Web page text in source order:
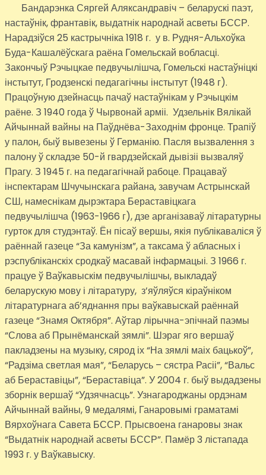
Бандарэнка Сяргей Аляксандравіч – беларускі паэт,
настаўнік, франтавік, выдатнік народнай асветы БССР.
Нарадзіўся 25 кастрычніка 1918 г. у в. Рудня-Альхоўка
Буда-Кашалёўскага раёна Гомельскай вобласці.
Закончыў Рэчыцкае педвучылішча, Гомельскі настаўніцкі
інстытут, Гродзенскі педагагічны інстытут (1948 г).
Працоўную дзейнасць пачаў настаўнікам у Рэчыцкім
раёне. З 1940 года ў Чырвонай арміі. Удзельнік Вялікай
Айчыннай вайны на Паўднёва-Заходнім фронце. Трапіў
у палон, быў вывезены ў Германію. Пасля вызвалення з
палону ў складзе 50-й гвардзейскай дывізіі вызваляў
Прагу. З 1945 г. на педагагічнай рабоце. Працаваў
інспектарам Шчучынскага райана, завучам Астрынскай
СШ, намеснікам дырэктара Бераставіцкага
педвучылішча (1963-1966 г), дзе арганізаваў літаратурны
гурток для студэнтаў. Ён пісаў вершы, якія публікаваліся ў
раённай газеце “За камунізм”, а таксама ў абласных і
рэспубліканскіх сродкаў масавай інфармацыі. З 1966 г.
працуе ў Ваўкавыскім педвучылішчы, выкладаў
беларускую мову і літаратуру, з’яўляўся кіраўніком
літаратурнага аб’яднання пры ваўкавыскай раённай
газеце “Знамя Октября”. Аўтар лірычна-эпічнай паэмы
“Слова аб Прынёманскай зямлі”. Шэраг яго вершаў
пакладзены на музыку, сярод іх “На зямлі маіх бацькоў”,
“Радзіма светлая мая”, “Беларусь – сястра Расіі”, “Вальс
аб Бераставіцы”, “Бераставіца”. У 2004 г. быў выдадзены
зборнік вершаў “Удзячнасць”. Узнагароджаны ордэнам
Айчыннай вайны, 9 медалямі, Ганаровымі граматамі
Вярхоўнага Савета БССР. Прысвоена ганаровы знак
“Выдатнік народнай асветы БССР”. Памёр 3 лістапада
1993 г. у Ваўкавыску.